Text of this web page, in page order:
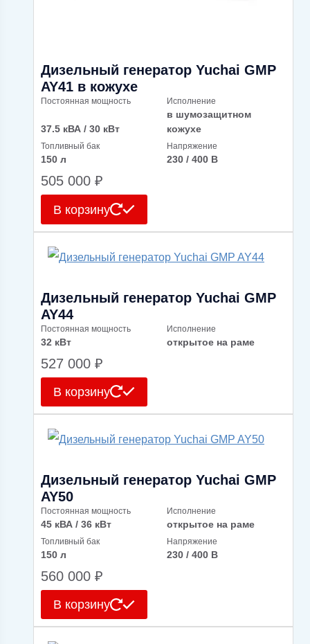
Дизельный генератор Yuchai GMP
AY41 в кожухе
Постоянная мощность
37.5 кВА / 30 кВт
Исполнение
в шумозащитном
кожухе
Топливный бак
150 л
Напряжение
230 / 400 В
505 000 ₽
В корзину
Дизельный генератор Yuchai GMP
AY44
Постоянная мощность
32 кВт
Исполнение
открытое на раме
527 000 ₽
В корзину
Дизельный генератор Yuchai GMP
AY50
Постоянная мощность
45 кВА / 36 кВт
Исполнение
открытое на раме
Топливный бак
150 л
Напряжение
230 / 400 В
560 000 ₽
В корзину